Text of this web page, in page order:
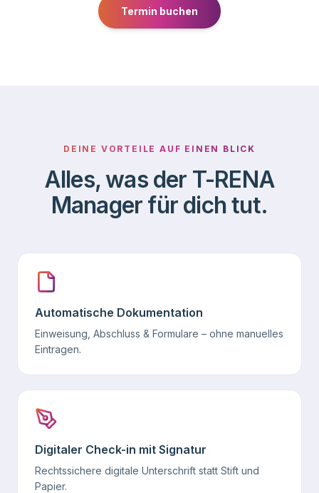
Termin buchen
DEINE VORTEILE AUF EINEN BLICK
Alles, was der T-RENA
Manager für dich tut.
Automatische Dokumentation
Einweisung, Abschluss & Formulare – ohne manuelles
Eintragen.
Digitaler Check-in mit Signatur
Rechtssichere digitale Unterschrift statt Stift und
Papier.